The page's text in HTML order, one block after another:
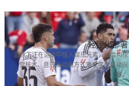
轻便化部署
篮球下注在运动中植入娱乐元素，结合AI视
觉技术、音效及动画方式激发学生运动兴
趣。